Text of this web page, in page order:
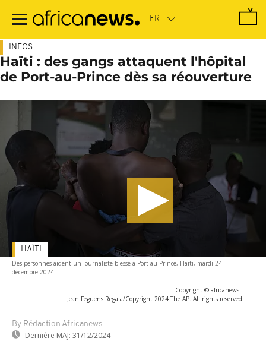
contenu
INFOS
Haïti : des gangs attaquent l'hôpital
de Port-au-Prince dès sa réouverture
Des personnes aident un journaliste blessé à Port-au-Prince, Haïti, mardi 24
décembre 2024.
-
Copyright © africanews
Jean Feguens Regala/Copyright 2024 The AP. All rights reserved
By Rédaction Africanews
Dernière MAJ: 31/12/2024
HAÏTI